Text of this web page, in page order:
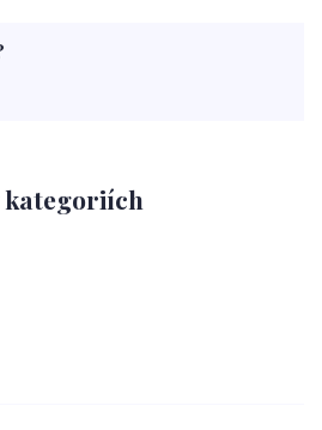
kategoriích